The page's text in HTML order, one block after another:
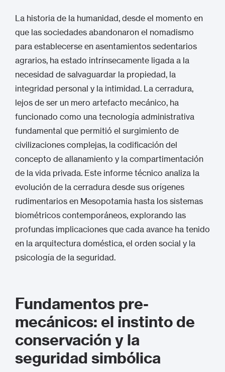
La historia de la humanidad, desde el momento en
que las sociedades abandonaron el nomadismo
para establecerse en asentamientos sedentarios
agrarios, ha estado intrínsecamente ligada a la
necesidad de salvaguardar la propiedad, la
integridad personal y la intimidad. La cerradura,
lejos de ser un mero artefacto mecánico, ha
funcionado como una tecnología administrativa
fundamental que permitió el surgimiento de
civilizaciones complejas, la codificación del
concepto de allanamiento y la compartimentación
de la vida privada. Este informe técnico analiza la
evolución de la cerradura desde sus orígenes
rudimentarios en Mesopotamia hasta los sistemas
biométricos contemporáneos, explorando las
profundas implicaciones que cada avance ha tenido
en la arquitectura doméstica, el orden social y la
psicología de la seguridad.
Fundamentos pre-
mecánicos: el instinto de
conservación y la
seguridad simbólica